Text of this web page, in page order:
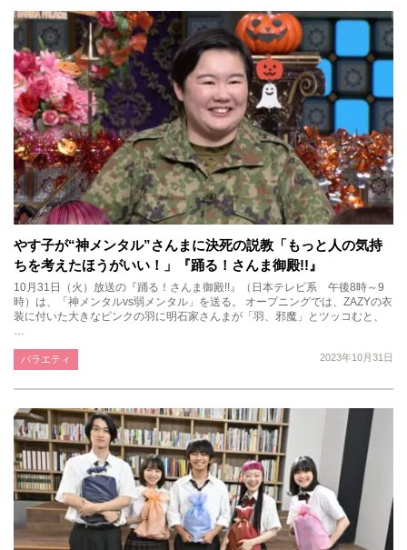
やす子が“神メンタル”さんまに決死の説教「もっと人の気持
ちを考えたほうがいい！」『踊る！さんま御殿!!』
10月31日（火）放送の『踊る！さんま御殿!!』（日本テレビ系 午後8時～9
時）は、「神メンタルvs弱メンタル」を送る。 オープニングでは、ZAZYの衣
装に付いた大きなピンクの羽に明石家さんまが「羽、邪魔」とツッコむと、
2023年10月31日
バラエティ